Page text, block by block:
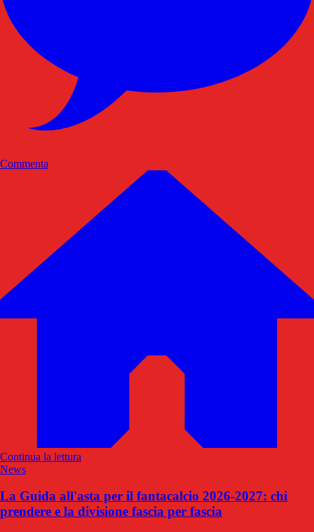
Commenta
Continua la lettura
News
La Guida all'asta per il fantacalcio 2026-2027: chi
prendere e la divisione fascia per fascia